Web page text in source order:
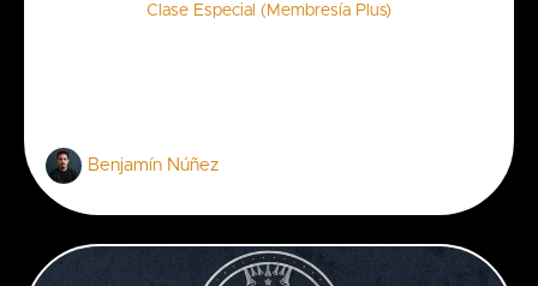
Clase Especial (Membresía Plus)
Benjamín Núñez